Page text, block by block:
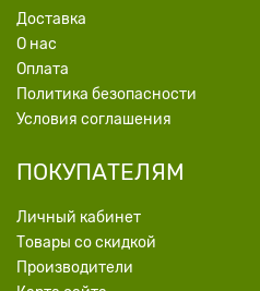
Доставка
О нас
Оплата
Политика безопасности
Условия соглашения
ПОКУПАТЕЛЯМ
Личный кабинет
Товары со скидкой
Производители